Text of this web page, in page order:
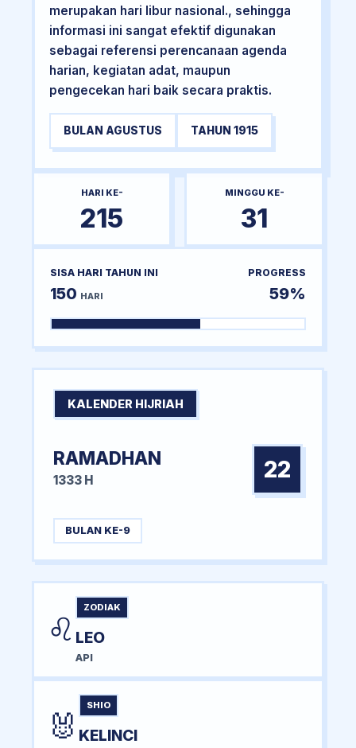
merupakan hari libur nasional., sehingga
informasi ini sangat efektif digunakan
sebagai referensi perencanaan agenda
harian, kegiatan adat, maupun
pengecekan hari baik secara praktis.
BULAN AGUSTUS TAHUN 1915
HARI KE-
215
MINGGU KE-
31
SISA HARI TAHUN INI
150 HARI
PROGRESS
59%
KALENDER HIJRIAH
RAMADHAN
1333 H 22
BULAN KE-9
♌
ZODIAK
LEO
API
🐰
SHIO
KELINCI